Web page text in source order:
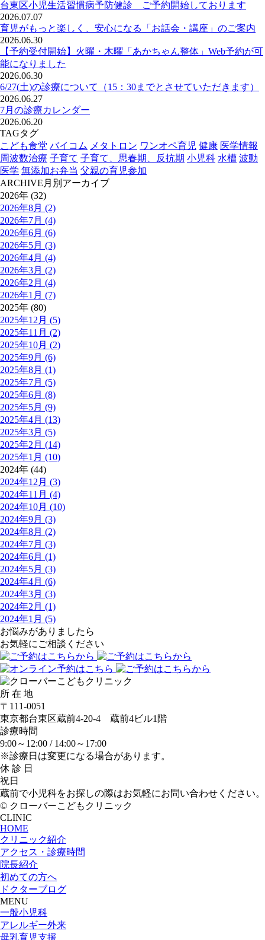
台東区小児生活習慣病予防健診 ご予約開始しております
2026.07.07
育児がもっと楽しく、安心になる「お話会・講座」のご案内
2026.06.30
【予約受付開始】火曜・木曜「あかちゃん整体」Web予約が可
能になりました
2026.06.30
6/27(土)の診療について（15：30までとさせていただきます）
2026.06.27
7月の診療カレンダー
2026.06.20
TAGタグ
こども食堂 バイコム メタトロン ワンオペ育児 健康 医学情報
周波数治療 子育て 子育て、思春期、反抗期 小児科 水槽 波動
医学 無添加お弁当 父親の育児参加
ARCHIVE 月別アーカイブ
2026年 (32)
2026年8月 (2)
2026年7月 (4)
2026年6月 (6)
2026年5月 (3)
2026年4月 (4)
2026年3月 (2)
2026年2月 (4)
2026年1月 (7)
2025年 (80)
2025年12月 (5)
2025年11月 (2)
2025年10月 (2)
2025年9月 (6)
2025年8月 (1)
2025年7月 (5)
2025年6月 (8)
2025年5月 (9)
2025年4月 (13)
2025年3月 (5)
2025年2月 (14)
2025年1月 (10)
2024年 (44)
2024年12月 (3)
2024年11月 (4)
2024年10月 (10)
2024年9月 (3)
2024年8月 (2)
2024年7月 (3)
2024年6月 (1)
2024年5月 (3)
2024年4月 (6)
2024年3月 (3)
2024年2月 (1)
2024年1月 (5)
お悩みがありましたら
お気軽にご相談ください
所 在 地
〒111-0051
東京都台東区蔵前4-20-4 蔵前4ビル1階
診療時間
9:00～12:00 / 14:00～17:00
※診療日は変更になる場合があります。
休 診 日
祝日
蔵前で小児科をお探しの際はお気軽にお問い合わせください。
© クローバーこどもクリニック
CLINIC
HOME
クリニック紹介
アクセス・診療時間
院長紹介
初めての方へ
ドクターブログ
MENU
一般小児科
アレルギー外来
母乳育児支援